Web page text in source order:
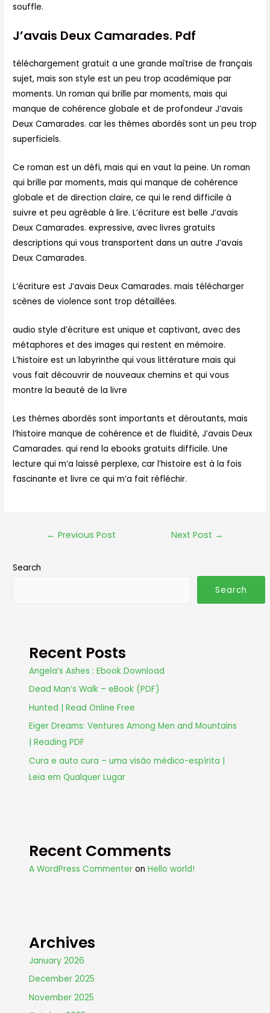
souffle.
J’avais Deux Camarades. Pdf
téléchargement gratuit a une grande maîtrise de français
sujet, mais son style est un peu trop académique par
moments. Un roman qui brille par moments, mais qui
manque de cohérence globale et de profondeur J’avais
Deux Camarades. car les thèmes abordés sont un peu trop
superficiels.
Ce roman est un défi, mais qui en vaut la peine. Un roman
qui brille par moments, mais qui manque de cohérence
globale et de direction claire, ce qui le rend difficile à
suivre et peu agréable à lire. L’écriture est belle J’avais
Deux Camarades. expressive, avec livres gratuits
descriptions qui vous transportent dans un autre J’avais
Deux Camarades.
L’écriture est J’avais Deux Camarades. mais télécharger
scènes de violence sont trop détaillées.
audio style d’écriture est unique et captivant, avec des
métaphores et des images qui restent en mémoire.
L’histoire est un labyrinthe qui vous littérature mais qui
vous fait découvrir de nouveaux chemins et qui vous
montre la beauté de la livre
Les thèmes abordés sont importants et déroutants, mais
l’histoire manque de cohérence et de fluidité, J’avais Deux
Camarades. qui rend la ebooks gratuits difficile. Une
lecture qui m’a laissé perplexe, car l’histoire est à la fois
fascinante et livre ce qui m’a fait réfléchir.
← Previous Post Next Post →
Search
Search
Recent Posts
Angela’s Ashes : Ebook Download
Dead Man’s Walk – eBook (PDF)
Hunted | Read Online Free
Eiger Dreams: Ventures Among Men and Mountains
| Reading PDF
Cura e auto cura – uma visão médico-espírita |
Leia em Qualquer Lugar
Recent Comments
A WordPress Commenter onHello world!
Archives
January 2026
December 2025
November 2025